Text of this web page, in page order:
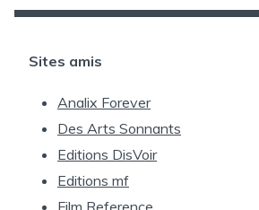
Sites amis
Analix Forever
Des Arts Sonnants
Editions DisVoir
Editions mf
Film Reference